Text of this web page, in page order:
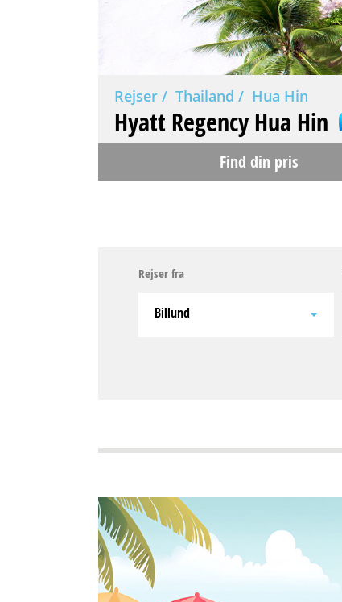
Rejser Thailand Hua Hin
Hyatt Regency Hua Hin
Find din pris
Rejser fra
Billund